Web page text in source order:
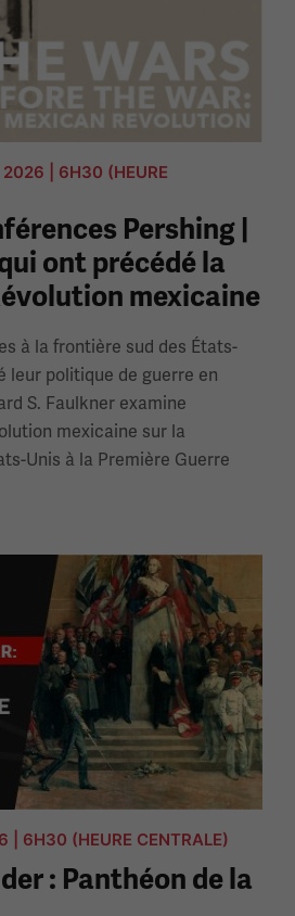
2026 | 6H30 (HEURE
Pershing |
ont précédé la
mexicaine
à la frontière sud des États-
leur politique de guerre en
S. Faulkner examine
mexicaine sur la
Unis à la Première Guerre
| 6H30 (HEURE CENTRALE)
: Panthéon de la